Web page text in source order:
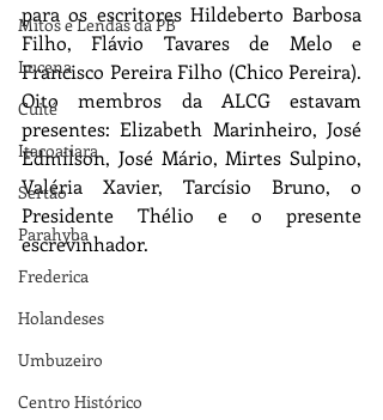
Mitos e Lendas da PB
Lucena
Cuité
Itacoatiara
Sertão
Parahyba
Frederica
Holandeses
Umbuzeiro
Centro Histórico
para os escritores Hildeberto Barbosa
Filho, Flávio Tavares de Melo e
Francisco Pereira Filho (Chico Pereira).
Oito membros da ALCG estavam
presentes: Elizabeth Marinheiro, José
Edmilson, José Mário, Mirtes Sulpino,
Valéria Xavier, Tarcísio Bruno, o
Presidente Thélio e o presente
escrevinhador.